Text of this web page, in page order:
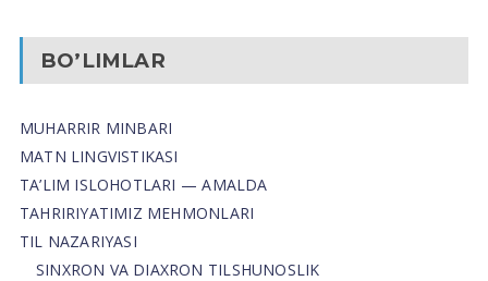
BO’LIMLAR
MUHARRIR MINBARI
MATN LINGVISTIKASI
TA’LIM ISLOHOTLARI — AMALDA
TAHRIRIYATIMIZ MEHMONLARI
TIL NAZARIYASI
SINXRON VA DIAXRON TILSHUNOSLIK